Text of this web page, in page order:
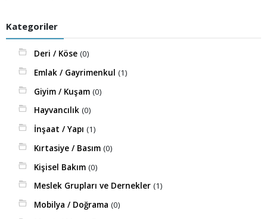
Kategoriler
Deri / Köse(0)
Emlak / Gayrimenkul(1)
Giyim / Kuşam(0)
Hayvancılık(0)
İnşaat / Yapı(1)
Kırtasiye / Basım(0)
Kişisel Bakım(0)
Meslek Grupları ve Dernekler(1)
Mobilya / Doğrama(0)